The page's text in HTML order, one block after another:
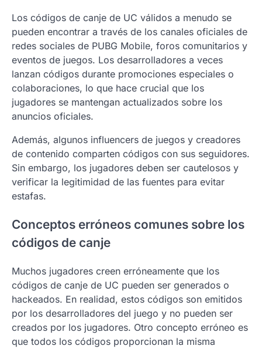
Los códigos de canje de UC válidos a menudo se
pueden encontrar a través de los canales oficiales de
redes sociales de PUBG Mobile, foros comunitarios y
eventos de juegos. Los desarrolladores a veces
lanzan códigos durante promociones especiales o
colaboraciones, lo que hace crucial que los
jugadores se mantengan actualizados sobre los
anuncios oficiales.
Además, algunos influencers de juegos y creadores
de contenido comparten códigos con sus seguidores.
Sin embargo, los jugadores deben ser cautelosos y
verificar la legitimidad de las fuentes para evitar
estafas.
Conceptos erróneos comunes sobre los
códigos de canje
Muchos jugadores creen erróneamente que los
códigos de canje de UC pueden ser generados o
hackeados. En realidad, estos códigos son emitidos
por los desarrolladores del juego y no pueden ser
creados por los jugadores. Otro concepto erróneo es
que todos los códigos proporcionan la misma